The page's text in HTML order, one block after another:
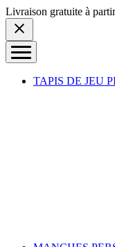
Skip to content
Livraison gratuite à
TAPIS DE JEU